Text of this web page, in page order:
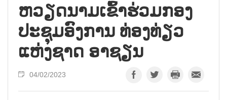
ຫວຽດ​ນາມ​ເຂົ້າ​ຮ່ວມກອງ​
ປະ​ຊຸມ​ອົງ​ການ​ ​ທ່ອງ​ທ່ຽວ​
ແຫ່ງ​ຊາດ ອາ​ຊຽນ
04/02/2023